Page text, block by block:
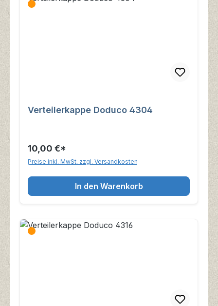
Verteilerkappe Doduco 4304
10,00 €*
Preise inkl. MwSt. zzgl. Versandkosten
In den Warenkorb